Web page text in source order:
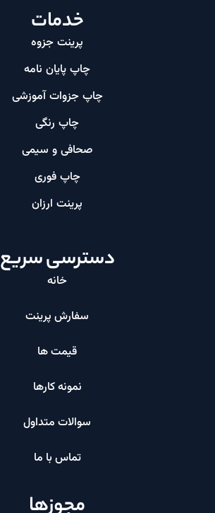
خدمات
پرینت جزوه
چاپ پایان نامه
چاپ جزوات آموزشی
چاپ رنگی
صحافی و سیمی
چاپ فوری
پرینت ارزان​
دسترسی سریع
خانه
سفارش پرینت
قیمت ها
نمونه کارها
سوالات متداول
تماس با ما